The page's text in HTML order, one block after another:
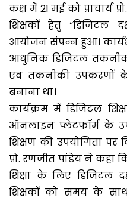
कक्ष में 21 मई को प्राचार्य
शिक्षकों हेतु “डिजिटल
आयोजन संपन्न हुआ।
आधुनिक डिजिटल
एवं तकनीकी उपकरणों के
बनाना था।
कार्यक्रम में डिजिटल
ऑनलाइन प्लेटफॉर्म के
शिक्षण की उपयोगिता पर
प्रो. रणजीत पांडेय ने कहा
शिक्षा के लिए डिजिटल
शिक्षकों को समय के